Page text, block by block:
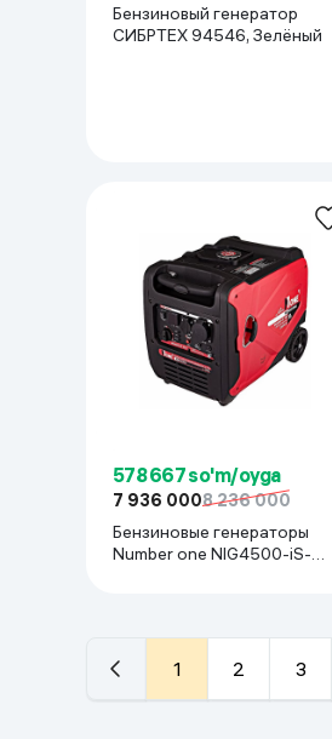
Бензиновый генератор
СИБРТЕХ 94546, Зелёный
578 667 so'm/oyga
7 936 0008 236 000
Бензиновые генераторы
Number one NIG4500-iS-
1 2 3